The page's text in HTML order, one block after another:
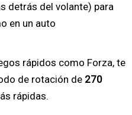
detrás del volante) para
en un auto
rápidos como Forza, te
de rotación de 270
rápidas.